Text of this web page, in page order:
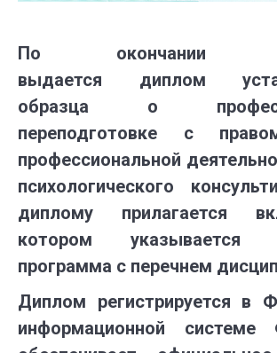
По окончании
выдается диплом
образца о
переподготовке с
профессиональной
психологического
диплому прилагается
котором указывается
программа с перечнем
Диплом регистрируется в
информационной